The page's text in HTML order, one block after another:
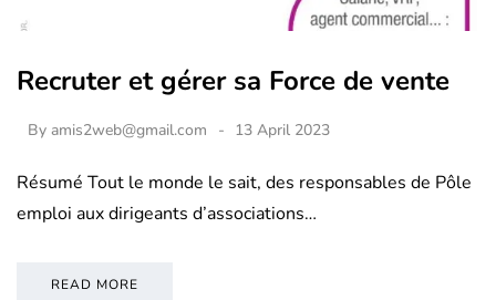
Recruter et gérer sa Force de vente
By amis2web@gmail.com 13 April 2023
Résumé Tout le monde le sait, des responsables de Pôle
emploi aux dirigeants d’associations…
READ MORE